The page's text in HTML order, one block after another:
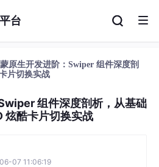
台
原生开发进阶：Swiper 组件深度剖
片切换实战
组件深度剖析，从基础
炫酷卡片切换实战
07 11:06:19